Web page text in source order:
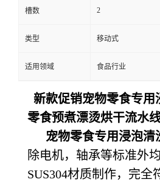
槽数 2
类型 移动式
适用领域 食品行业
新款促销宠物零食专用
零食预煮漂烫烘干流水线
宠物零食专用浸泡清
除电机，轴承等标准外
SUS304材质制作，完全